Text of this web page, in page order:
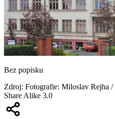
Bez popisku
Zdroj: Fotografie: Miloslav Rejha
Share Alike 3.0